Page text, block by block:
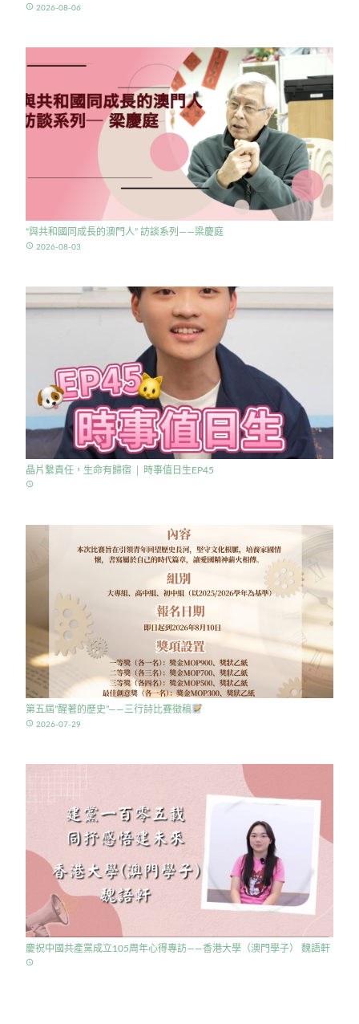
access_time 2026-08-06
“與共和國同成長的澳門人” 訪談系列——梁慶庭
access_time 2026-08-03
晶片繫責任，生命有歸宿 │ 時事值日生EP45
access_time
第五屆”醒著的歷史”——三行詩比賽徵稿
access_time 2026-07-29
慶祝中國共產黨成立105周年心得專訪——香港大學（澳門學子） 魏語軒
access_time